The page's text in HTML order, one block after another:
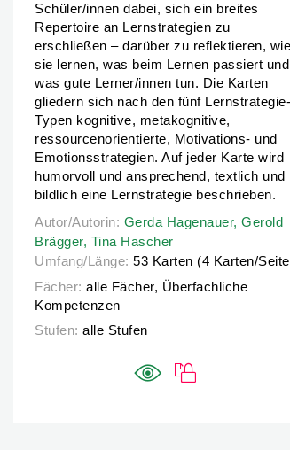
Schüler/innen dabei, sich ein breites
Repertoire an Lernstrategien zu
erschließen – darüber zu reflektieren, wie
sie lernen, was beim Lernen passiert und
was gute Lerner/innen tun. Die Karten
gliedern sich nach den fünf Lernstrategie-
Typen kognitive, metakognitive,
ressourcenorientierte, Motivations- und
Emotionsstrategien. Auf jeder Karte wird
humorvoll und ansprechend, textlich und
bildlich eine Lernstrategie beschrieben.
Autor/Autorin: Gerda Hagenauer, Gerold
Autor/Autorin: Gerda Hagenauer, Gerold
Brägger, Tina Hascher
Umfang/Länge: 53 Karten (4 Karten/
Fächer: alle Fächer, Überfachliche
Kompetenzen
Stufen: alle Stufen